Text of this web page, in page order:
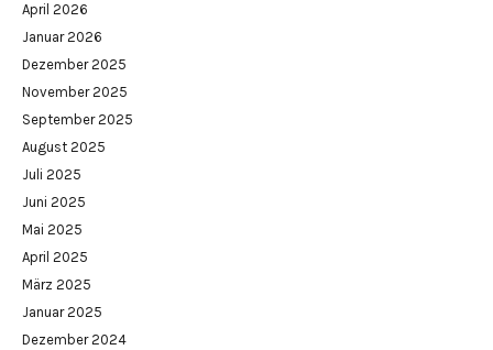
April 2026
Januar 2026
Dezember 2025
November 2025
September 2025
August 2025
Juli 2025
Juni 2025
Mai 2025
April 2025
März 2025
Januar 2025
Dezember 2024